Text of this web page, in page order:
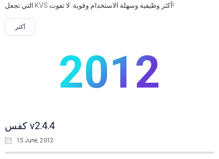
التي تجعل KVS أكثر وظيفية وسهلة الاستخدام وقوية. لا تفوت!
أكثر
2012
كفس v2.4.4
15 June, 2012